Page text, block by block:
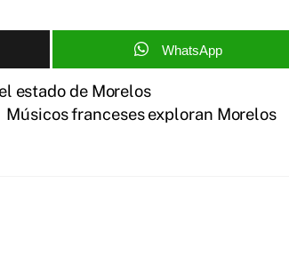
WhatsApp
estado de Morelos
Músicos franceses exploran Morelos